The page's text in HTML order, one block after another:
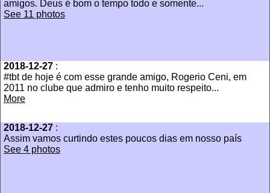
amigos. Deus é bom o tempo todo e somente...
See 11 photos
2018-12-27 :
#tbt de hoje é com esse grande amigo, Rogerio Ceni, em
2011 no clube que admiro e tenho muito respeito...
More
2018-12-27 :
Assim vamos curtindo estes poucos dias em nosso país
See 4 photos